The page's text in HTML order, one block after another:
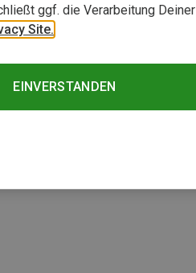
ggf. die Verarbeitung Deiner
Site.
EINVERSTANDEN